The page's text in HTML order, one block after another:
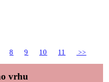
8 9 10 11 >>
vrhu